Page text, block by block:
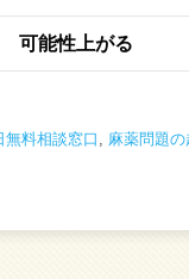
可能性上がる
料相談窓口 麻薬問題